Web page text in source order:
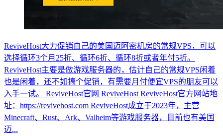
ReviveHost大力促销自己的美国迈阿密机房的常规VPS，可以
选择循环3个月25折、循环6折、循环8折或者年付5折。
ReviveHost主要是做游戏服务器的，估计自己的常规VPS闲着
也是闲着，还不如搞个促销，有需要月付便宜VPS的朋友可以
入手一试。 ReviveHost官网 ReviveHost ReviveHost官方网站地
址：https://revivehost.com ReviveHost成立于2023年，主营
Minecraft、Rust、Ark、Valheim等游戏服务器，目前也有美国
迈...